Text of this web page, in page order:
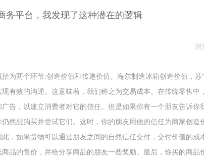
务平台，我发现了这种潜在的逻辑
浏
为两个环节:创造价值和传递价值。海尔制造冰箱创造价值，苏
有效的沟通。这意味着，我们称之为交易成本。在传统零售中
告，以建立消费者对它的信任。但是如果你有一个朋友告诉你
然想购买并尝试它们。这时，你的朋友用他的信任为商家创造
，如果货物可以通过朋友之间的自然信任交付，交付价值的成
品的售价，并给分享商品的朋友一些奖励。最后，你买的商品